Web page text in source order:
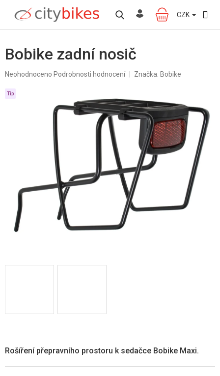
obsah
NÁKUPNÍ
KOŠÍK
CZK
Bobike zadní nosič
Průměrné
produktu
Neohodnoceno Podrobnosti hodnocení Značka: Bobike
Tip
Rošíření přepravního prostoru k sedačce Bobike Maxi.